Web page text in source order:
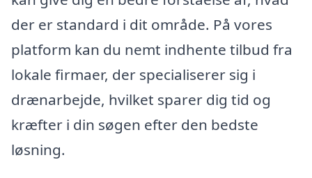
der er standard i dit område. På vores
platform kan du nemt indhente tilbud fra
lokale firmaer, der specialiserer sig i
drænarbejde, hvilket sparer dig tid og
kræfter i din søgen efter den bedste
løsning.